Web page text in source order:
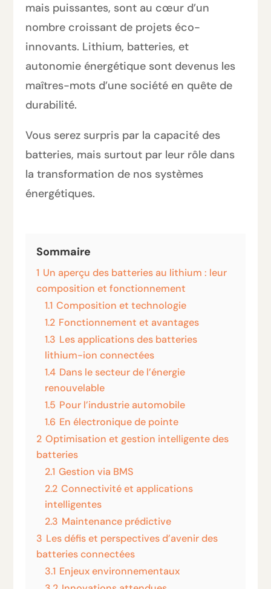
mais puissantes, sont au cœur d’un
nombre croissant de projets éco-
innovants. Lithium, batteries, et
autonomie énergétique sont devenus les
maîtres-mots d’une société en quête de
durabilité.
Vous serez surpris par la capacité des
batteries, mais surtout par leur rôle dans
la transformation de nos systèmes
énergétiques.
Sommaire
1 Un aperçu des batteries au lithium : leur
composition et fonctionnement
1.1 Composition et technologie
1.2 Fonctionnement et avantages
1.3 Les applications des batteries
lithium-ion connectées
1.4 Dans le secteur de l’énergie
renouvelable
1.5 Pour l’industrie automobile
1.6 En électronique de pointe
2 Optimisation et gestion intelligente des
batteries
2.1 Gestion via BMS
2.2 Connectivité et applications
intelligentes
2.3 Maintenance prédictive
3 Les défis et perspectives d’avenir des
batteries connectées
3.1 Enjeux environnementaux